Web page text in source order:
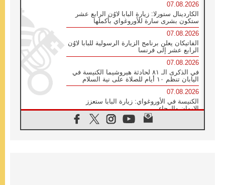
07.08.2026
الكاردينال ستورلا: زيارة البابا لاوُن الرابع عشر
ستكون بشرى سارة للأوروغواي بأكملها
07.08.2026
الفاتيكان يعلن برنامج الزيارة الرسولية للبابا لاوُن
الرابع عشر إلى فرنسا
07.08.2026
في الذكرى الـ ٨١ لحادثة هيروشيما الكنيسة في
اليابان تنظم ١٠ أيام للصلاة على نية السلام
07.08.2026
الكنيسة في الأوروغواي: زيارة البابا ستعزز
الإيمان والرجاء
الاجتماع الشهري للمطارنة الموارنة